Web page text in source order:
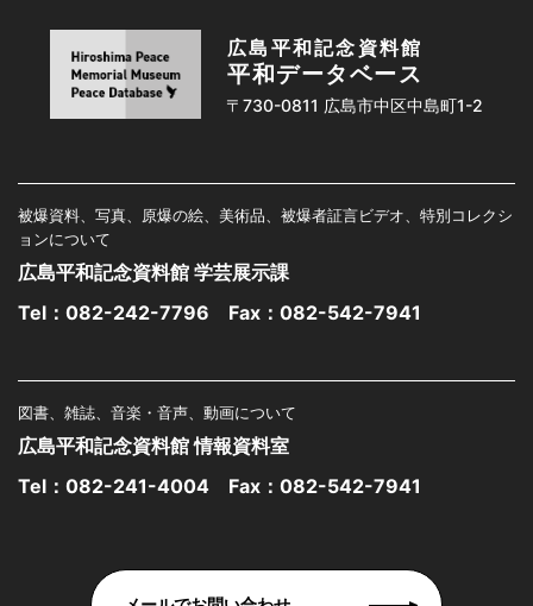
広島平和記念資料館
平和データベース
〒730-0811 広島市中区中島町1-2
被爆資料、写真、原爆の絵、美術品、被爆者証言ビデオ、特別コレクシ
ョンについて
広島平和記念資料館 学芸展示課
Tel： 082-242-7796 Fax：082-542-7941
図書、雑誌、音楽・音声、動画について
広島平和記念資料館 情報資料室
Tel： 082-241-4004 Fax：082-542-7941